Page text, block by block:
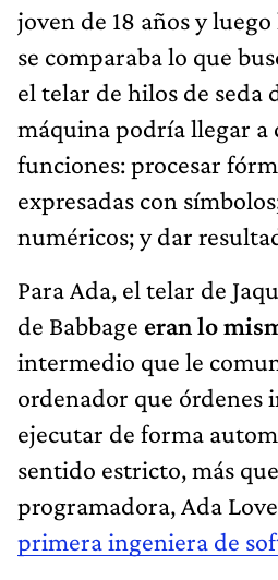
joven de 18 años y
se comparaba lo que
el telar de hilos de seda
máquina podría llegar a
funciones: procesar
expresadas con
numéricos; y dar
Para Ada, el telar de
de Babbage eran lo
intermedio que le
ordenador que órdenes
ejecutar de forma
sentido estricto, más
programadora, Ada
primera ingeniera de